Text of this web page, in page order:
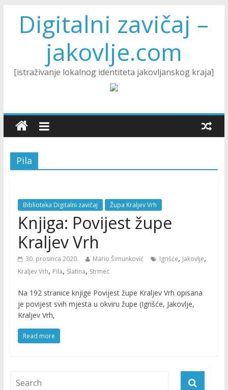
Digitalni zavičaj –
jakovlje.com
[istraživanje lokalnog identiteta jakovljanskog kraja]
Pila
Biblioteka Digitalni zavičaj Župa Kraljev Vrh
Knjiga: Povijest župe
Kraljev Vrh
30. prosinca 2020. Mario Šimunković Igrišće, Jakovlje,
Kraljev Vrh, Pila, Slatina, Strmec
Na 192 stranice knjige Povijest župe Kraljev Vrh opisana
je povijest svih mjesta u okviru župe (Igrišće, Jakovlje,
Kraljev Vrh,
Read more